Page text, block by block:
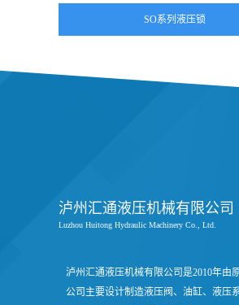
SO系列液压锁
泸州汇通液压机械有限公司
Luzhou Huitong Hydraulic Machinery Co., Ltd.
泸州汇通液压机械有限公司是2010年由
公司主要设计制造液压阀、油缸、液压